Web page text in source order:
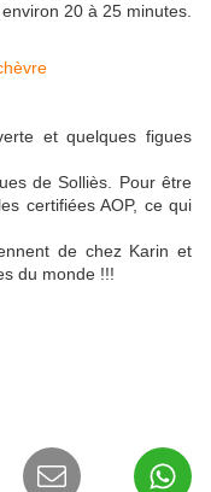
20 à 25 minutes.
et quelques figues
de Solliès. Pour être
certifiées AOP, ce qui
de chez Karin et
du monde !!!